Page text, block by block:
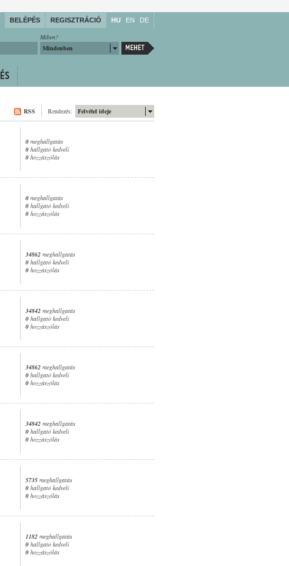
BELÉPÉS REGISZTRÁCIÓ HU EN DE
Miben?
Mindenben
Felvétel ideje
Rendezés:
RSS
0 meghallgatás
0 hallgató kedveli
0 hozzászólás
0 meghallgatás
0 hallgató kedveli
0 hozzászólás
34862 meghallgatás
0 hallgató kedveli
0 hozzászólás
34842 meghallgatás
0 hallgató kedveli
0 hozzászólás
34862 meghallgatás
0 hallgató kedveli
0 hozzászólás
34842 meghallgatás
0 hallgató kedveli
0 hozzászólás
5735 meghallgatás
0 hallgató kedveli
0 hozzászólás
1182 meghallgatás
0 hallgató kedveli
0 hozzászólás